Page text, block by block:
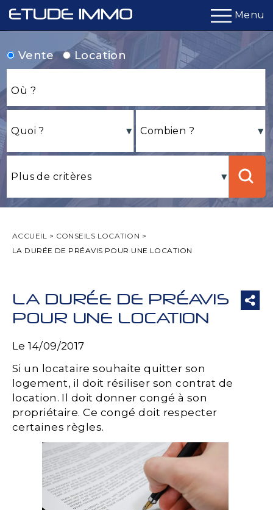
Menu
Vente Location
ACCUEIL > CONSEILS LOCATION >
LA DURÉE DE PRÉAVIS POUR UNE LOCATION
LA DURÉE DE PRÉAVIS
POUR UNE LOCATION
Le 14/09/2017
Si un locataire souhaite quitter son
logement, il doit résiliser son contrat de
location. Il doit donner congé à son
propriétaire. Ce congé doit respecter
certaines règles.